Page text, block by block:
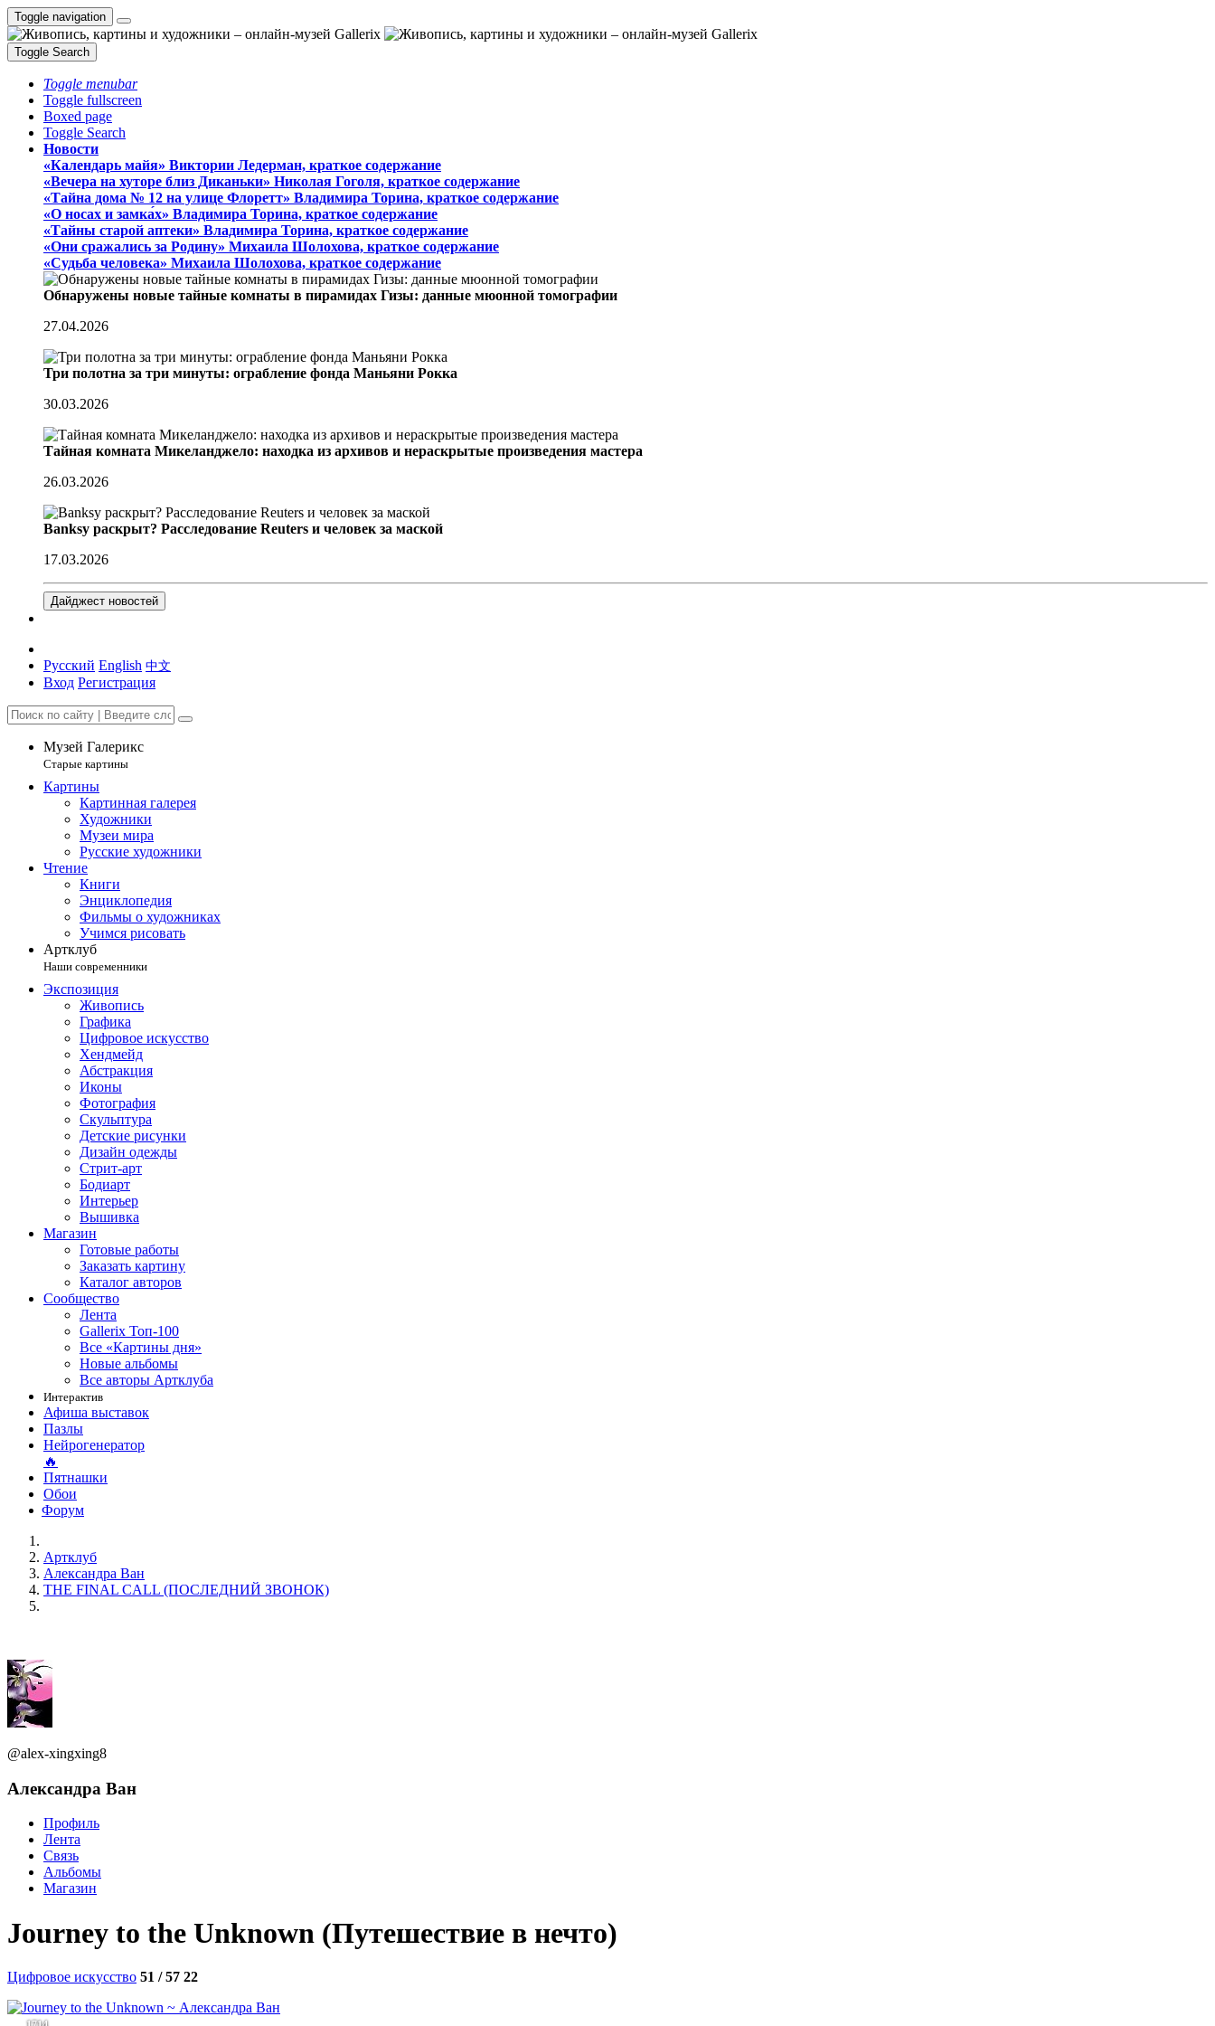
Toggle navigation
Toggle Search
Toggle menubar
Toggle fullscreen
Boxed page
Toggle Search
Новости
«Календарь майя» Виктории Ледерман, краткое содержание
«Вечера на хуторе близ Диканьки» Николая Гоголя, краткое содержание
«Тайна дома № 12 на улице Флоретт» Владимира Торина, краткое содержание
«О носах и замка́х» Владимира Торина, краткое содержание
«Тайны старой аптеки» Владимира Торина, краткое содержание
«Они сражались за Родину» Михаила Шолохова, краткое содержание
«Судьба человека» Михаила Шолохова, краткое содержание
Обнаружены новые тайные комнаты в пирамидах Гизы: данные мюонной томографии
27.04.2026
Три полотна за три минуты: ограбление фонда Маньяни Рокка
30.03.2026
Тайная комната Микеланджело: находка из архивов и нераскрытые произведения мастера
26.03.2026
Banksy раскрыт? Расследование Reuters и человек за маской
17.03.2026
Дайджест новостей
Русский English 中文
Вход Регистрация
Музей Галерикс
Старые картины
Картины
Картинная галерея
Художники
Музеи мира
Русские художники
Чтение
Книги
Энциклопедия
Фильмы о художниках
Учимся рисовать
Артклуб
Наши современники
Экспозиция
Живопись
Графика
Цифровое искусство
Хендмейд
Абстракция
Иконы
Фотография
Скульптура
Детские рисунки
Дизайн одежды
Стрит-арт
Бодиарт
Интерьер
Вышивка
Магазин
Готовые работы
Заказать картину
Каталог авторов
Сообщество
Лента
Gallerix Топ-100
Все «Картины дня»
Новые альбомы
Все авторы Артклуба
Интерактив
Афиша выставок
Пазлы
Нейрогенератор
🔥
Пятнашки
Обои
Форум
Артклуб
Александра Ван
THE FINAL CALL (ПОСЛЕДНИЙ ЗВОНОК)
@alex-xingxing8
Александра Ван
Профиль
Лента
Связь
Альбомы
Магазин
Journey to the Unknown (Путешествие в нечто)
Цифровое искусство 51 / 57 22